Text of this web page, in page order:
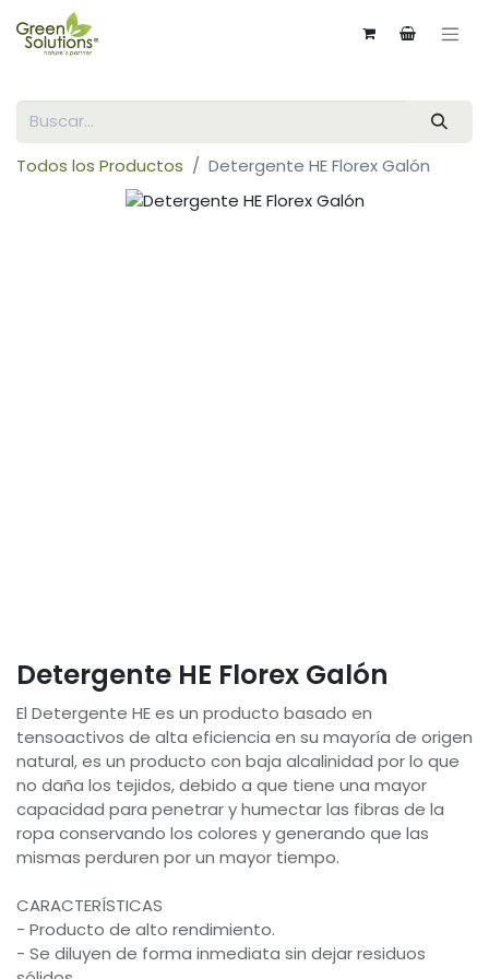
Todos los Productos Detergente HE Florex Galón
Detergente HE Florex Galón
El Detergente HE es un producto basado en
tensoactivos de alta eficiencia en su mayoría de origen
natural, es un producto con baja alcalinidad por lo que
no daña los tejidos, debido a que tiene una mayor
capacidad para penetrar y humectar las fibras de la
ropa conservando los colores y generando que las
mismas perduren por un mayor tiempo.
CARACTERÍSTICAS
- Producto de alto rendimiento.
- Se diluyen de forma inmediata sin dejar residuos